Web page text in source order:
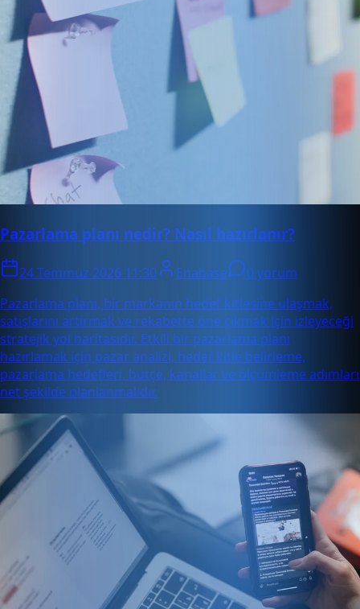
Pazarlama planı nedir? Nasıl hazırlanır?
24 Temmuz 2026 11:30 Enabase
0 yorum
Pazarlama planı, bir markanın hedef kitlesine ulaşmak,
satışlarını artırmak ve rekabette öne çıkmak için izleyeceği
stratejik yol haritasıdır. Etkili bir pazarlama planı
hazırlamak için pazar analizi, hedef kitle belirleme,
pazarlama hedefleri, bütçe, kanallar ve ölçümleme adımları
net şekilde planlanmalıdır.